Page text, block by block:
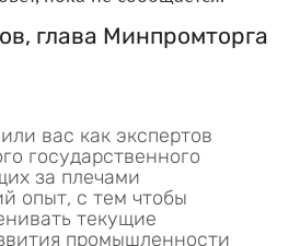
глава Минпромторга
вас как экспертов
государственного
за плечами
опыт, с тем чтобы
текущие
промышленности